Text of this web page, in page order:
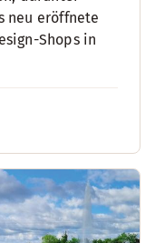
neu eröffnete
Shops in